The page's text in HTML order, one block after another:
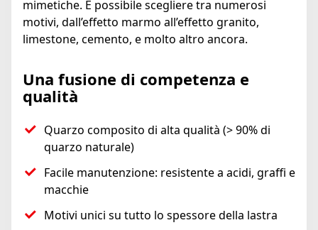
mimetiche. È possibile scegliere tra numerosi
motivi, dall’effetto marmo all’effetto granito,
limestone, cemento, e molto altro ancora.
Una fusione di competenza e
qualità
Quarzo composito di alta qualità (> 90% di
quarzo naturale)
Facile manutenzione: resistente a acidi, graffi e
macchie
Motivi unici su tutto lo spessore della lastra